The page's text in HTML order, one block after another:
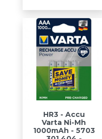
HR3 - Accu
Varta Ni-Mh
1000mAh - 5703